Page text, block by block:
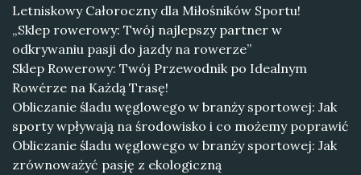
Letniskowy Całoroczny dla Miłośników Sportu!
„Sklep rowerowy: Twój najlepszy partner w
odkrywaniu pasji do jazdy na rowerze”
Sklep Rowerowy: Twój Przewodnik po Idealnym
Rowérze na Każdą Trasę!
Obliczanie śladu węglowego w branży sportowej: Jak
sporty wpływają na środowisko i co możemy poprawić
Obliczanie śladu węglowego w branży sportowej: Jak
zrównoważyć pasję z ekologiczną